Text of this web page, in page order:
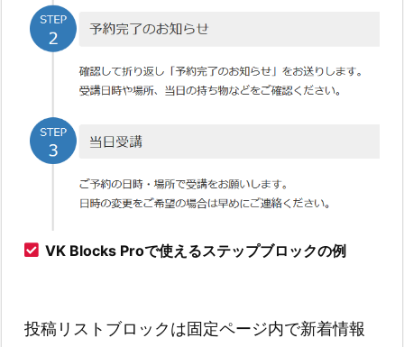
VK Blocks Proで使えるステップブロックの例
投稿リストブロックは固定ページ内で新着情報